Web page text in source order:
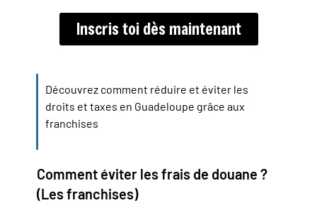
Inscris toi dès maintenant
Découvrez comment réduire et éviter les
droits et taxes en Guadeloupe grâce aux
franchises
Comment éviter les frais de douane ?
(Les franchises)